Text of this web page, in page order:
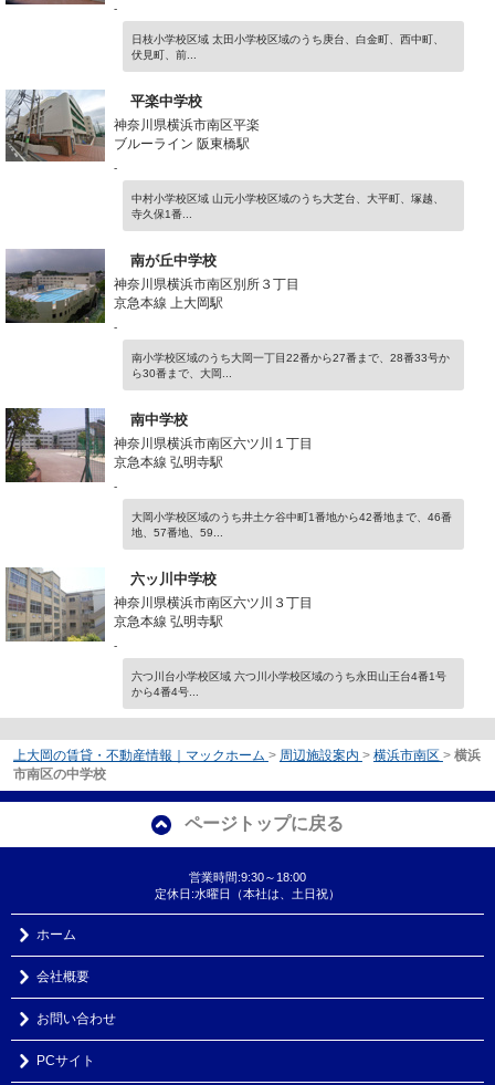
-
日枝小学校区域 太田小学校区域のうち庚台、白金町、西中町、
伏見町、前...
平楽中学校
神奈川県横浜市南区平楽
ブルーライン 阪東橋駅
-
中村小学校区域 山元小学校区域のうち大芝台、大平町、塚越、
寺久保1番...
南が丘中学校
神奈川県横浜市南区別所３丁目
京急本線 上大岡駅
-
南小学校区域のうち大岡一丁目22番から27番まで、28番33号か
ら30番まで、大岡...
南中学校
神奈川県横浜市南区六ツ川１丁目
京急本線 弘明寺駅
-
大岡小学校区域のうち井土ケ谷中町1番地から42番地まで、46番
地、57番地、59...
六ッ川中学校
神奈川県横浜市南区六ツ川３丁目
京急本線 弘明寺駅
-
六つ川台小学校区域 六つ川小学校区域のうち永田山王台4番1号
から4番4号...
上大岡の賃貸・不動産情報｜マックホーム > 周辺施設案内 > 横浜市南区 > 横浜
市南区の中学校
ページトップに戻る
営業時間:9:30～18:00
定休日:水曜日（本社は、土日祝）
ホーム
会社概要
お問い合わせ
PCサイト